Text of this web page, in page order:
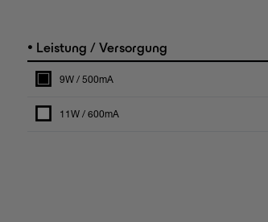
• Leistung / Versorgung
9W / 500mA
11W / 600mA